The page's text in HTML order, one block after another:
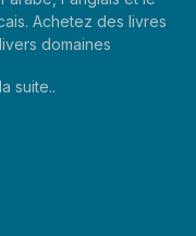
Achetez des livres
domaines
suite..